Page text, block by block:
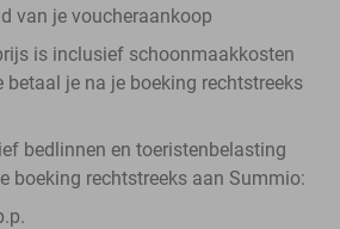
van je voucheraankoop
is inclusief schoonmaakkosten
betaal je na je boeking rechtstreeks
bedlinnen en toeristenbelasting
boeking rechtstreeks aan Summio: